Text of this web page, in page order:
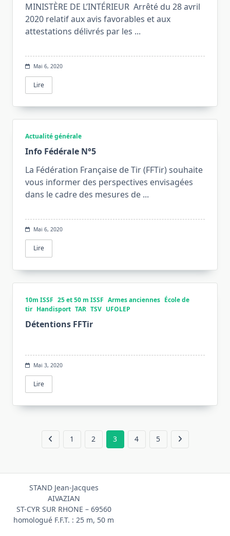
MINISTÈRE DE L’INTÉRIEUR Arrêté du 28 avril
2020 relatif aux avis favorables et aux
attestations délivrés par les ...
Mai 6, 2020
Lire
Actualité générale
Info Fédérale N°5
La Fédération Française de Tir (FFTir) souhaite
vous informer des perspectives envisagées
dans le cadre des mesures de ...
Mai 6, 2020
Lire
10m ISSF 25 et 50 m ISSF Armes anciennes École de
tir Handisport TAR TSV UFOLEP
Détentions FFTir
Mai 3, 2020
Lire
1 2 3 4 5
STAND Jean-Jacques
AIVAZIAN
ST-CYR SUR RHONE – 69560
homologué F.F.T. : 25 m, 50 m